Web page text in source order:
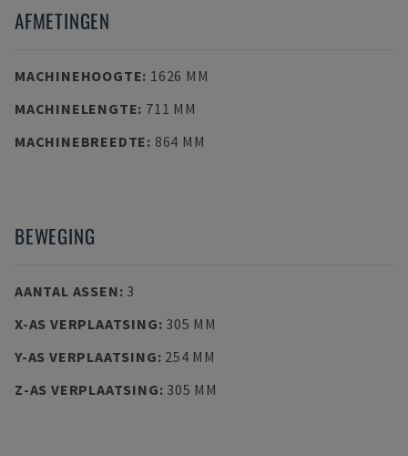
AFMETINGEN
MACHINEHOOGTE: 1626 MM
MACHINELENGTE: 711 MM
MACHINEBREEDTE: 864 MM
BEWEGING
AANTAL ASSEN: 3
X-AS VERPLAATSING: 305 MM
Y-AS VERPLAATSING: 254 MM
Z-AS VERPLAATSING: 305 MM